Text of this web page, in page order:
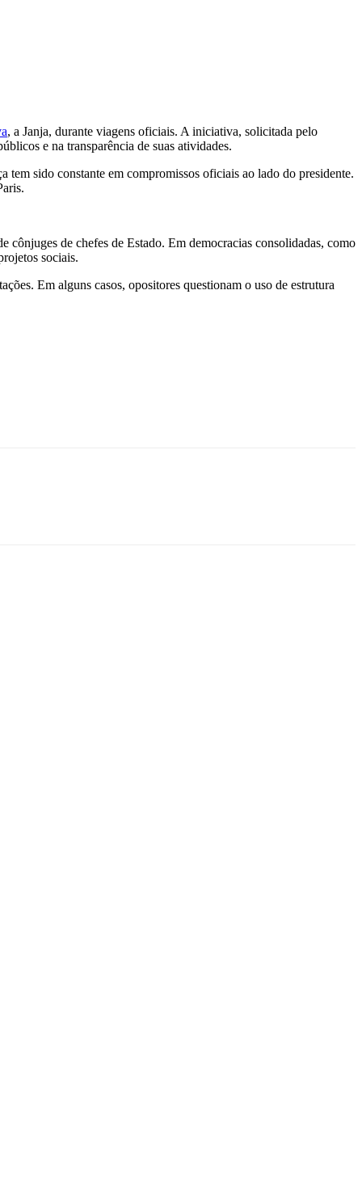
, a Janja, durante viagens oficiais. A iniciativa, solicitada pelo
e na transparência de suas atividades.
sido constante em compromissos oficiais ao lado do presidente.
cônjuges de chefes de Estado. Em democracias consolidadas, como
sociais.
Em alguns casos, opositores questionam o uso de estrutura